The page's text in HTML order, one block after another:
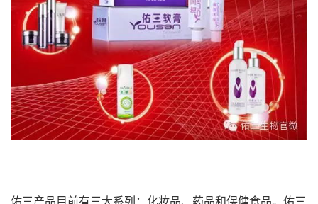
佑三产品目前有三大系列：化妆品、药品和保健食品。佑三